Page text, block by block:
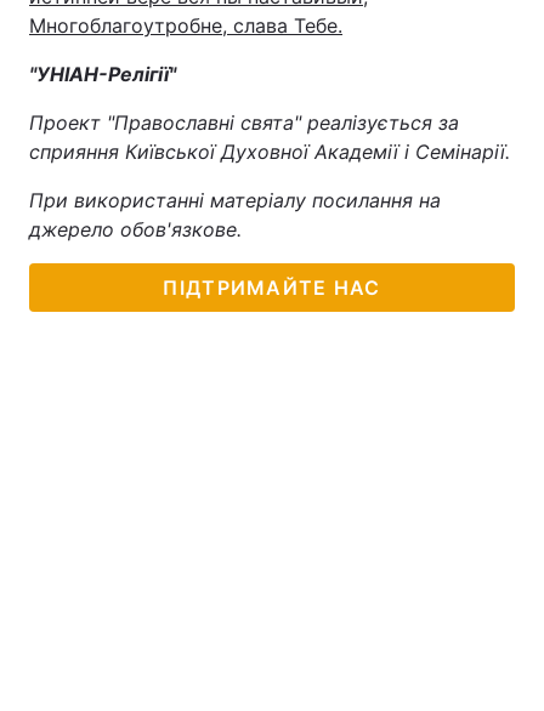
Многоблагоутробне, слава Тебе.
"УНІАН-Релігії"
Проект "Православні свята" реалізується за
сприяння Київської Духовної Академії і Семінарії.
При використанні матеріалу посилання на
джерело обов'язкове.
ПІДТРИМАЙТЕ НАС